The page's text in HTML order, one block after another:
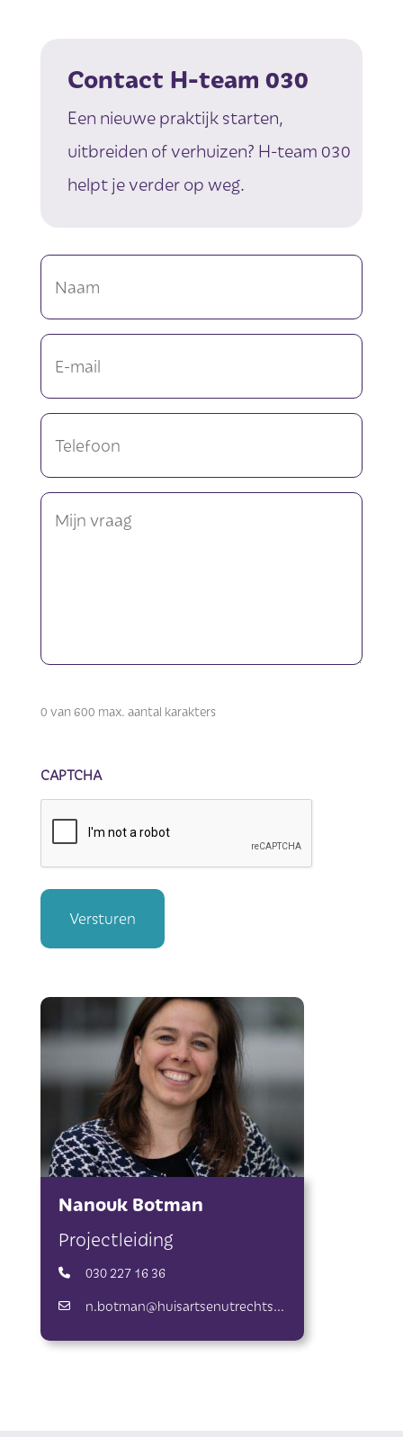
Contact H-team 030
Een nieuwe praktijk starten,
uitbreiden of verhuizen? H-team 030
helpt je verder op weg.
*
0 van 600 max. aantal karakters
CAPTCHA
Nanouk Botman
Projectleiding
030 227 16 36
n.botman@huisartsenutrechtstad.nl